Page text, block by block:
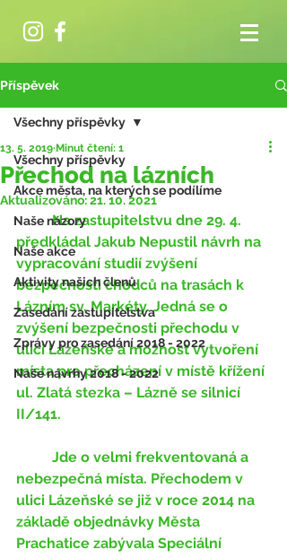
Příspěvek
Všechny příspěvky
Akce města, na kterých se podílíme
Naše názory
Naše akce
Aktivity našich členů
Zasedání zastupitelstva
Zprávy pro zasedání 2018 - 2022
Naše návrhy 2018 - 2022
Všechny příspěvky
Přechod na lázních
13. 5. 2019 Minut čtení: 1
Aktualizováno:21. 10. 2021
	Na zastupitelstvu dne 29. 4.
předkládal Jakub Nepustil návrh na
vypracování studií zvýšení
bezpečnosti chodců na trasách k
Lázním sv. Markéty. Jedná se o
zvýšení bezpečnosti přechodu v
ulici Lázeňské a možnost vytvoření
místa pro přecházení v místě křížení
ul. Zlatá stezka – Lázně se silnicí
II/141.
nebezpečná místa. Přechodem v
ulici Lázeňské se již v roce 2014 na
základě objednávky Města
Prachatice zabývala Speciální